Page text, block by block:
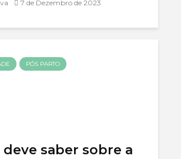
7 de Dezembro de 2023
PÓS PARTO
deve saber sobre a